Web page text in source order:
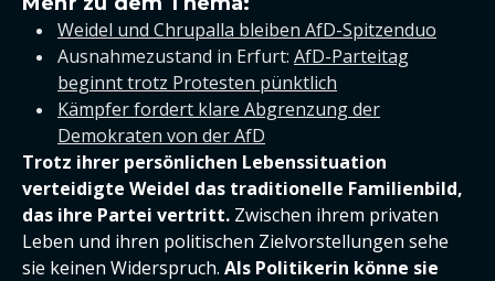
Weidel und Chrupalla bleiben AfD-Spitzenduo
Ausnahmezustand in Erfurt: AfD-Parteitag
beginnt trotz Protesten pünktlich
Kämpfer fordert klare Abgrenzung der
Demokraten von der AfD
Trotz ihrer persönlichen Lebenssituation
verteidigte Weidel das traditionelle Familienbild,
das ihre Partei vertritt. Zwischen ihrem privaten
Leben und ihren politischen Zielvorstellungen sehe
sie keinen Widerspruch. Als Politikerin könne sie